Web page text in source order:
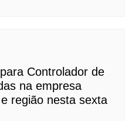
Controlador de
na empresa
região nesta sexta